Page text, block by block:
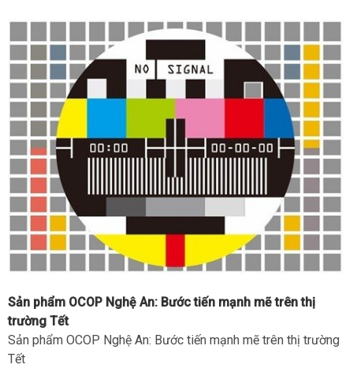
Sản phẩm OCOP Nghệ An: Bước tiến mạnh mẽ trên thị
trường Tết
Sản phẩm OCOP Nghệ An: Bước tiến mạnh mẽ trên thị trường
Tết